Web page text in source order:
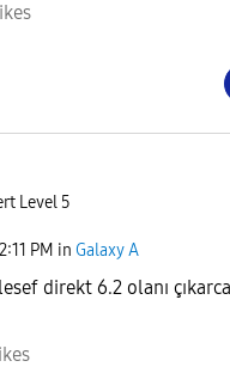
Level 5
PM in Galaxy A
direkt 6.2 olanı